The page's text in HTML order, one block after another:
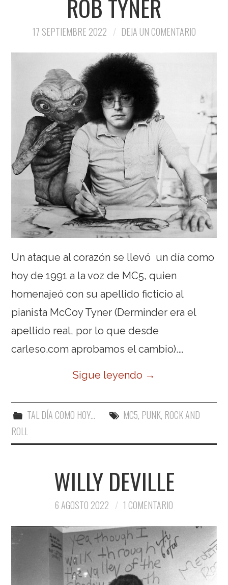
ROB TYNER
17 SEPTIEMBRE 2022 DEJA UN COMENTARIO
Un ataque al corazón se llevó un día como
hoy de 1991 a la voz de MC5, quien
homenajeó con su apellido ficticio al
pianista McCoy Tyner (Derminder era el
apellido real, por lo que desde
carleso.com aprobamos el cambio).…
Sigue leyendo →
TAL DÍA COMO HOY... MC5, PUNK, ROCK AND
ROLL
WILLY DEVILLE
6 AGOSTO 2022 1 COMENTARIO